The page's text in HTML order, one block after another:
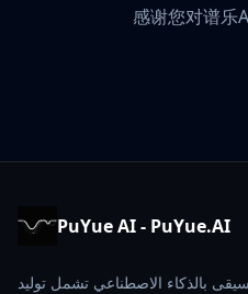
感谢您对谱乐
PuYue AI - PuYue.AI
بالذكاء الاصطناعي تشمل توليد